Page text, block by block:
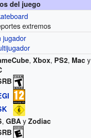
del juego
extremos
jugador
,Xbox, PS2, Mac y
,GBA yZodiac